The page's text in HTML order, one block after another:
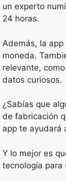
un experto
24 horas.
Además, la
moneda.
relevante,
datos curiosos.
¿Sabías que
de fabricación
app te ayudará
Y lo mejor es
tecnología para